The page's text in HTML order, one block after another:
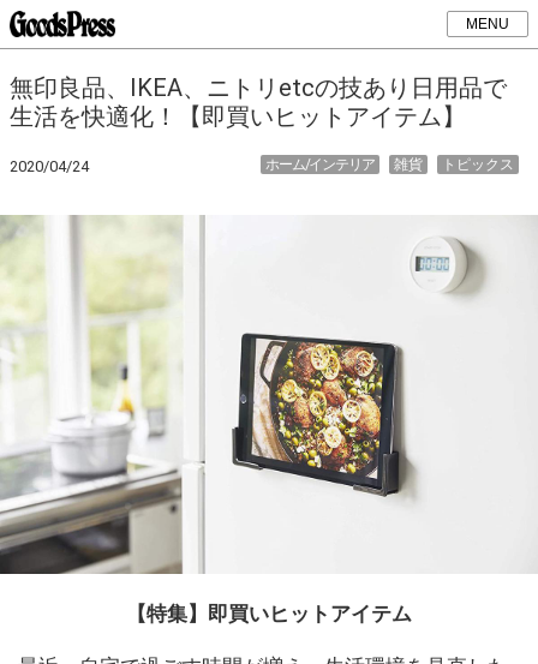
MENU
無印良品、IKEA、ニトリetcの技あり日用品で
生活を快適化！【即買いヒットアイテム】
2020/04/24 トピックス
雑貨
ホーム/インテリア
【特集】即買いヒットアイテム